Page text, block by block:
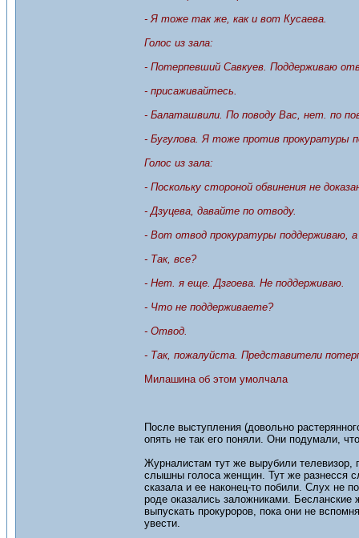
- Я тоже так же, как и вот Кусаева.
Голос из зала:
- Потерпевший Савкуев. Поддерживаю
- присаживайтесь.
- Балаташвили. По поводу Вас, нет. по
- Бугулова. Я тоже против прокуратуры
Голос из зала:
- Поскольку стороной обвинения не
- Дзуцева, давайте по отводу.
- Вот отвод прокуратуры поддерживаю,
- Так, все?
- Нет. я еще. Дзгоева. Не поддерживаю.
- Что не поддерживаете?
- Отвод.
- Так, пожалуйста. Представители
Милашина об этом умолчала
После выступления (довольно
опять не так его поняли. Они подумали,
Журналистам тут же вырубили телевизор,
слышны голоса женщин. Тут же разнесся
сказала и ее наконец-то побили. Слух не
роде оказались заложниками.
выпускать прокуроров, пока они не
увести.